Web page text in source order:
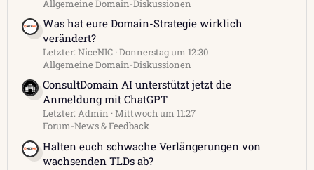
Allgemeine Domain-Diskussionen
Was hat eure Domain-Strategie wirklich
verändert?
Letzter: NiceNIC Donnerstag um 12:30
Allgemeine Domain-Diskussionen
ConsultDomain AI unterstützt jetzt die
Anmeldung mit ChatGPT
Letzter: Admin Mittwoch um 11:27
Forum-News & Feedback
Halten euch schwache Verlängerungen von
wachsenden TLDs ab?